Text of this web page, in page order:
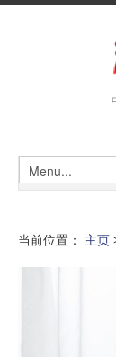
当前位置： 主页